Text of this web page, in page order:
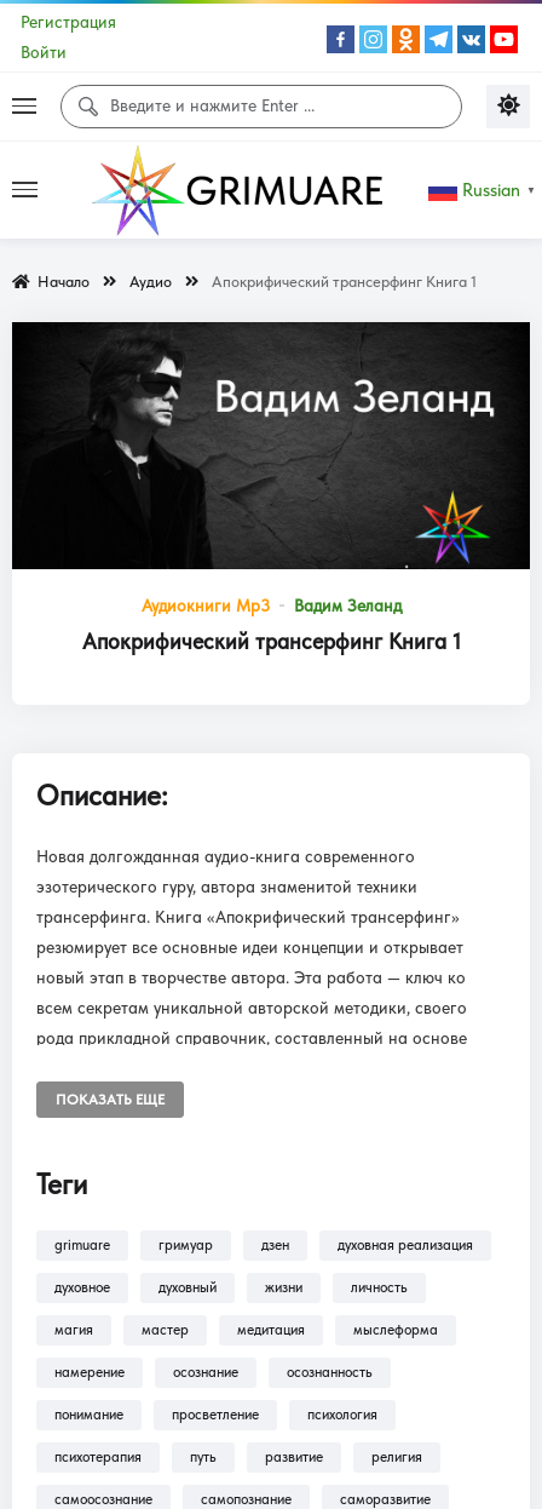
Регистрация
Войти
Russian ▼
Начало Аудио Апокрифический трансерфинг Книга 1
Аудиокниги Mp3 Вадим Зеланд
Апокрифический трансерфинг Книга 1
Описание:
Новая долгожданная аудио-книга современного
эзотерического гуру, автора знаменитой техники
трансерфинга. Книга «Апокрифический трансерфинг»
резюмирует все основные идеи концепции и открывает
новый этап в творчестве автора. Эта работа — ключ ко
всем секретам уникальной авторской методики, своего
рода прикладной справочник, составленный на основе
ПОКАЗАТЬ ЕЩЕ
Теги
grimuare гримуар дзен духовная реализация
духовное духовный жизни личность
магия мастер медитация мыслеформа
намерение осознание осознанность
понимание просветление психология
психотерапия путь развитие религия
самоосознание самопознание саморазвитие